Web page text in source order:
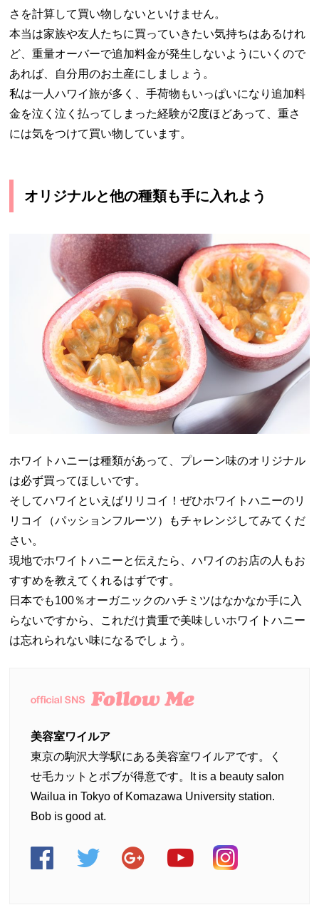
さを計算して買い物しないといけません。
本当は家族や友人たちに買っていきたい気持ちはあるけれ
ど、重量オーバーで追加料金が発生しないようにいくので
あれば、自分用のお土産にしましょう。
私は一人ハワイ旅が多く、手荷物もいっぱいになり追加料
金を泣く泣く払ってしまった経験が2度ほどあって、重さ
には気をつけて買い物しています。
オリジナルと他の種類も手に入れよう
ホワイトハニーは種類があって、プレーン味のオリジナル
は必ず買ってほしいです。
そしてハワイといえばリリコイ！ぜひホワイトハニーのリ
リコイ（パッションフルーツ）もチャレンジしてみてくだ
さい。
現地でホワイトハニーと伝えたら、ハワイのお店の人もお
すすめを教えてくれるはずです。
日本でも100％オーガニックのハチミツはなかなか手に入
らないですから、これだけ貴重で美味しいホワイトハニー
は忘れられない味になるでしょう。
美容室ワイルア
東京の駒沢大学駅にある美容室ワイルアです。く
せ毛カットとボブが得意です。It is a beauty salon
Wailua in Tokyo of Komazawa University station.
Bob is good at.